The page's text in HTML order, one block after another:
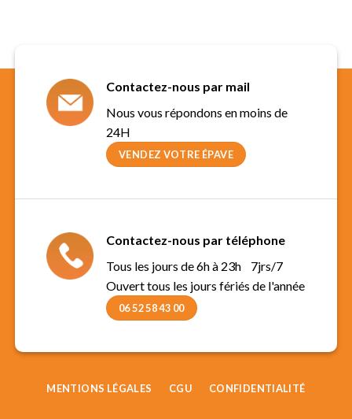
Contactez-nous par mail
Nous vous répondons en moins de
24H
VENDEZ VOTRE ÉPAVE
Contactez-nous par téléphone
Tous les jours de 6h à 23h 7jrs/7
Ouvert tous les jours fériés de l'année
06 52 58 43 00
MENTIONS LÉGALES CGU CONFIDENTIALITÉ